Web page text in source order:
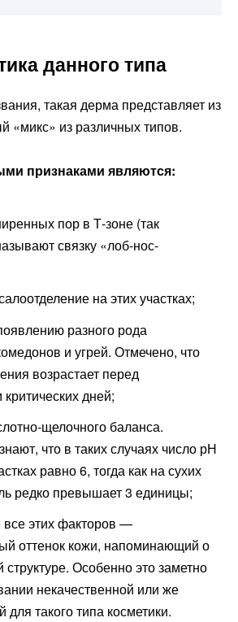
данного типа
такая дерма представляет из
«микс» из различных типов.
признаками являются:
пор в Т-зоне (так
связку «лоб-нос-
на этих участках;
разного рода
и угрей. Отмечено, что
возрастает перед
дней;
щелочного баланса.
что в таких случаях число рН
равно 6, тогда как на сухих
редко превышает 3 единицы;
все этих факторов —
оттенок кожи, напоминающий о
Особенно это заметно
некачественной или же
такого типа косметики.